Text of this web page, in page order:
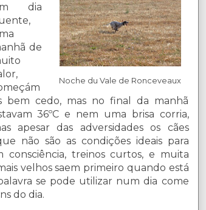
Noche du Vale de Ronceveaux
dia
de
bem cedo, mas no final da manhã
36ºC e nem uma brisa corria,
apesar das adversidades os cães
não são as condições ideais para
consciência, treinos curtos, e muita
velhos saem primeiro quando está
se pode utilizar num dia come
do dia.